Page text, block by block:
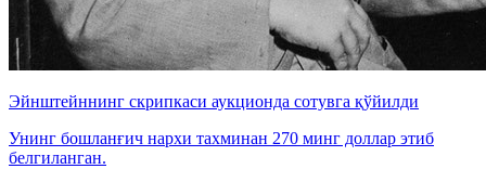
Эйнштейннинг скрипкаси аукционда сотувга қўйилди
Унинг бошланғич нархи тахминан 270 минг доллар этиб
белгиланган.